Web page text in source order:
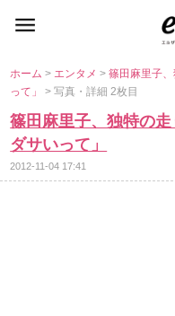
ホーム> エンタメ>篠田麻里子
って」> 写真・詳細 2枚目
篠田麻里子、独特の
ダサいって」
2012-11-04 17:41